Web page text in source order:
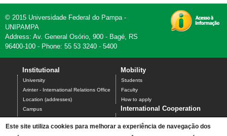
© 2015 Universidade Federal do Pampa -
UNIPAMPA
Address: Av. General Osório, 900 - Bagé, RS
96400-100 - Phone: 55 53 3240 - 5400
Institutional
University
Arinter - International Relations Office
Location (addresses)
Campus
Undergraduate Programs
Graduate Programs
Mobility
Students
Faculty
How to apply
International Cooperation
Science without Borders
Santander Universities
Este site utiliza cookies para melhorar a experiência de navegação dos